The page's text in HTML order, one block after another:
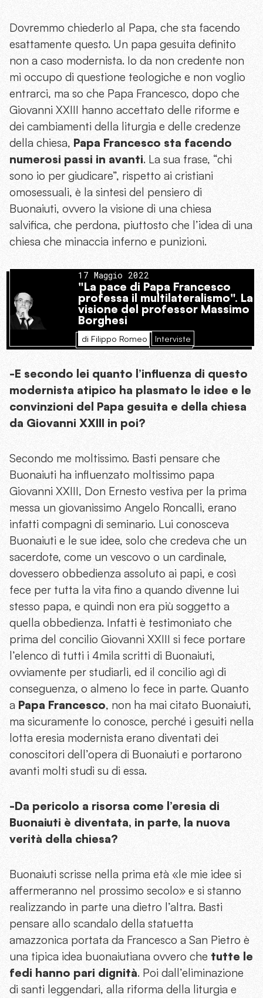
Dovremmo chiederlo al Papa, che sta facendo
esattamente questo. Un papa gesuita definito
non a caso modernista. Io da non credente non
mi occupo di questione teologiche e non voglio
entrarci, ma so che Papa Francesco, dopo che
Giovanni XXIII hanno accettato delle riforme e
dei cambiamenti della liturgia e delle credenze
della chiesa, Papa Francesco sta facendo
numerosi passi in avanti. La sua frase, “chi
sono io per giudicare”, rispetto ai cristiani
omosessuali, è la sintesi del pensiero di
Buonaiuti, ovvero la visione di una chiesa
salvifica, che perdona, piuttosto che l’idea di una
chiesa che minaccia inferno e punizioni.
17 Maggio 2022
"La pace di Papa Francesco
professa il multilateralismo". La
visione del professor Massimo
Borghesi
di Filippo Romeo Interviste
-E secondo lei quanto l’influenza di questo
modernista atipico ha plasmato le idee e le
convinzioni del Papa gesuita e della chiesa
da Giovanni XXIII in poi?
Secondo me moltissimo. Basti pensare che
Buonaiuti ha influenzato moltissimo papa
Giovanni XXIII, Don Ernesto vestiva per la prima
messa un giovanissimo Angelo Roncalli, erano
infatti compagni di seminario. Lui conosceva
Buonaiuti e le sue idee, solo che credeva che un
sacerdote, come un vescovo o un cardinale,
dovessero obbedienza assoluto ai papi, e così
fece per tutta la vita fino a quando divenne lui
stesso papa, e quindi non era più soggetto a
quella obbedienza. Infatti è testimoniato che
prima del concilio Giovanni XXIII si fece portare
l’elenco di tutti i 4mila scritti di Buonaiuti,
ovviamente per studiarli, ed il concilio agì di
conseguenza, o almeno lo fece in parte. Quanto
a Papa Francesco, non ha mai citato Buonaiuti,
ma sicuramente lo conosce, perché i gesuiti nella
lotta eresia modernista erano diventati dei
conoscitori dell’opera di Buonaiuti e portarono
avanti molti studi su di essa.
-Da pericolo a risorsa come l’eresia di
Buonaiuti è diventata, in parte, la nuova
verità della chiesa?
Buonaiuti scrisse nella prima età «le mie idee si
affermeranno nel prossimo secolo» e si stanno
realizzando in parte una dietro l’altra. Basti
pensare allo scandalo della statuetta
amazzonica portata da Francesco a San Pietro è
una tipica idea buonaiutiana ovvero che tutte le
fedi hanno pari dignità. Poi dall’eliminazione
di santi leggendari, alla riforma della liturgia e